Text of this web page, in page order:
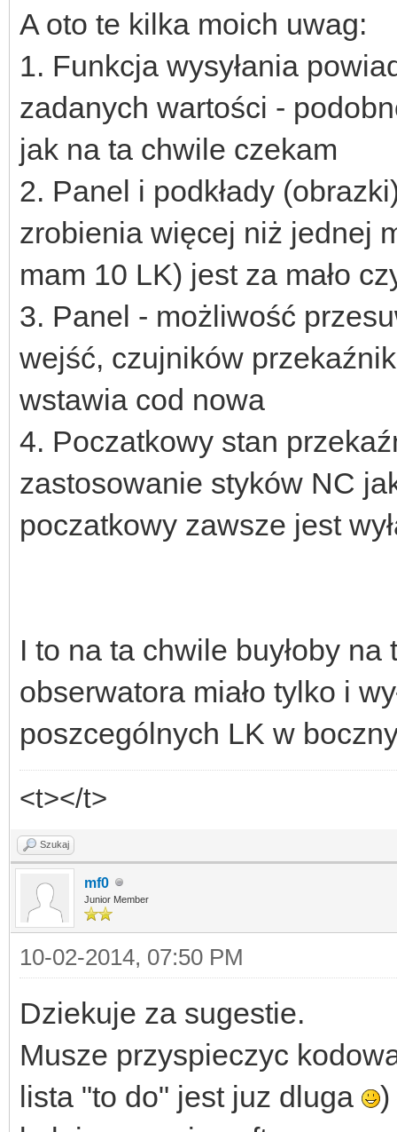
A oto te kilka moich uwag:
1. Funkcja wysyłania
zadanych wartości -
jak na ta chwile czekam
2. Panel i podkłady
zrobienia więcej niż jednej
mam 10 LK) jest za mało
3. Panel - możliwość
wejść, czujników
wstawia cod nowa
4. Poczatkowy stan
zastosowanie styków NC
poczatkowy zawsze jest
I to na ta chwile buyłoby
obserwatora miało tylko i
poszcególnych LK w
<t></t>
Szukaj
mf0
Junior Member
10-02-2014, 07:50 PM
Dziekuje za sugestie.
Musze przyspieczyc
lista "to do" jest juz dluga
)